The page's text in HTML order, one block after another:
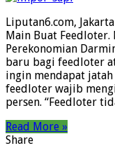
Liputan6.com,
Main Buat
Perekonomian
baru bagi feedloter
ingin mendapat
feedloter wajib
persen. “Feedloter
Read More »
Share